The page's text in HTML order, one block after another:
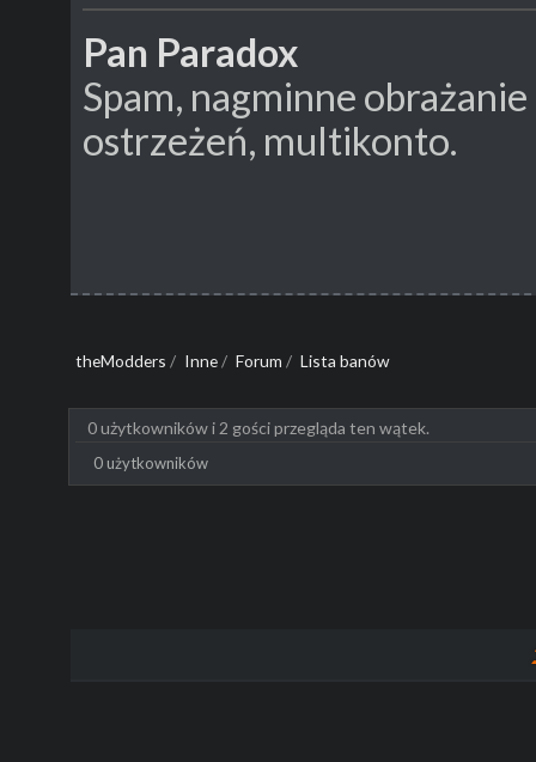
Pan Paradox
Spam, nagminne
ostrzeżeń, multikonto.
theModders / Inne/ Forum / Lista banów
0 użytkowników i 2 gości przegląda ten wątek.
0 użytkowników